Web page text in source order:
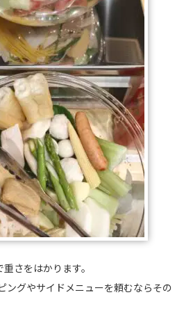
さをはかります。
ングやサイドメニューを頼むならその